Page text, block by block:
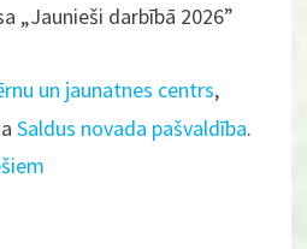
„Jaunieši darbībā 2026”
un jaunatnes centrs,
Saldus novada pašvaldība.